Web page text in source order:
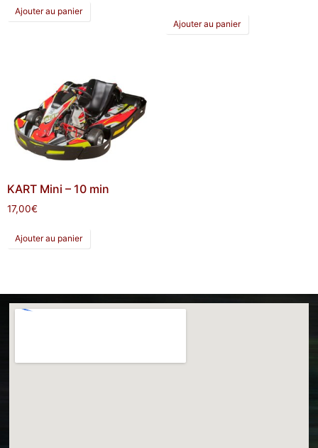
Ajouter au panier
Ajouter au panier
KART Mini – 10 min
17,00€
Ajouter au panier